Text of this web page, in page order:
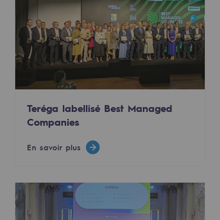
Décarbonation : une priorité
Limitation des émissions atmosphériques
Gestion de l'énergie
Préservation de la biodiversité
Gestion des impacts
Responsabilité sociale et territoriale
Responsabilité sociale et
Energiz Mouv
Le programme social et territorial de
Territorial
Teréga labellisé Best Managed
Companies
En savoir plus